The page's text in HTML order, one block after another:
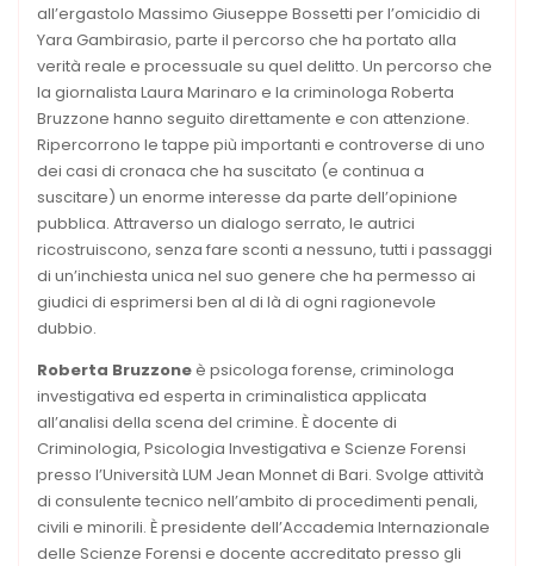
all’ergastolo Massimo Giuseppe Bossetti per l’omicidio di
Yara Gambirasio, parte il percorso che ha portato alla
verità reale e processuale su quel delitto. Un percorso che
la giornalista Laura Marinaro e la criminologa Roberta
Bruzzone hanno seguito direttamente e con attenzione.
Ripercorrono le tappe più importanti e controverse di uno
dei casi di cronaca che ha suscitato (e continua a
suscitare) un enorme interesse da parte dell’opinione
pubblica. Attraverso un dialogo serrato, le autrici
ricostruiscono, senza fare sconti a nessuno, tutti i passaggi
di un’inchiesta unica nel suo genere che ha permesso ai
giudici di esprimersi ben al di là di ogni ragionevole
dubbio.
Roberta Bruzzoneè psicologa forense, criminologa
investigativa ed esperta in criminalistica applicata
all’analisi della scena del crimine. È docente di
Criminologia, Psicologia Investigativa e Scienze Forensi
presso l’Università LUM Jean Monnet di Bari. Svolge attività
di consulente tecnico nell’ambito di procedimenti penali,
civili e minorili. È presidente dell’Accademia Internazionale
delle Scienze Forensi e docente accreditato presso gli